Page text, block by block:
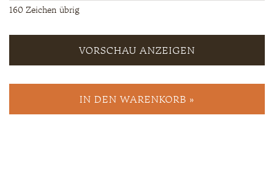
160 Zeichen übrig
VORSCHAU ANZEIGEN
IN DEN WARENKORB »